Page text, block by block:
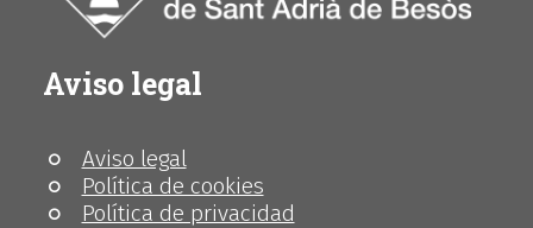
Aviso legal
Aviso legal
Política de cookies
Política de privacidad